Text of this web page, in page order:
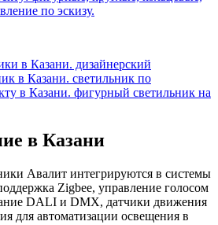
по эскизу.
в Казани. дизайнерский
в Казани. светильник по
в Казани. фигурный светильник на
в Казани
Авалит интегрируются в системы
Zigbee, управление голосом
DALI и DMX, датчики движения
для автоматизации освещения в